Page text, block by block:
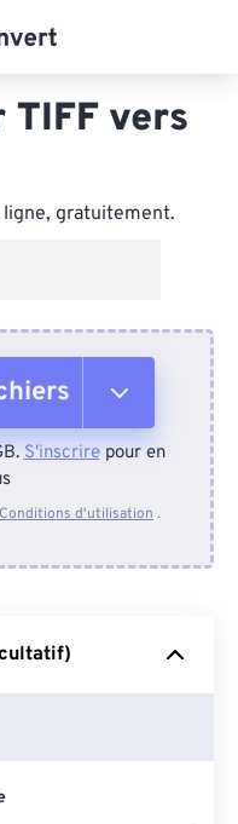
vers
ligne, gratuitement.
Drive
S'inscrirepour en
Conditions d'utilisation .